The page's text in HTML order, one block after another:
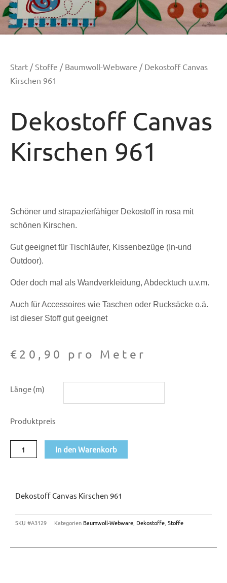
Start / Stoffe / Baumwoll-Webware / Dekostoff Canvas
Kirschen 961
Dekostoff Canvas
Kirschen 961
Schöner und strapazierfähiger Dekostoff in rosa mit
schönen Kirschen.
Gut geeignet für Tischläufer, Kissenbezüge (In-und
Outdoor).
Oder doch mal als Wandverkleidung, Abdecktuch u.v.m.
Auch für Accessoires wie Taschen oder Rucksäcke o.ä.
ist dieser Stoff gut geeignet
€ 20,90 pro Meter
Länge (m)
Produktpreis
Canvas
961
Menge
In den Warenkorb
Dekostoff Canvas Kirschen 961
SKU #A3129 Kategorien Baumwoll-Webware Dekostoffe Stoffe